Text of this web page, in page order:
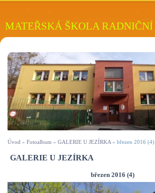
MATEŘSKÁ ŠKOLA RADNIČNÍ
Úvod » Fotoalbum » GALERIE U JEZÍRKA» březen 2016 (4)
GALERIE U JEZÍRKA
březen 2016 (4)